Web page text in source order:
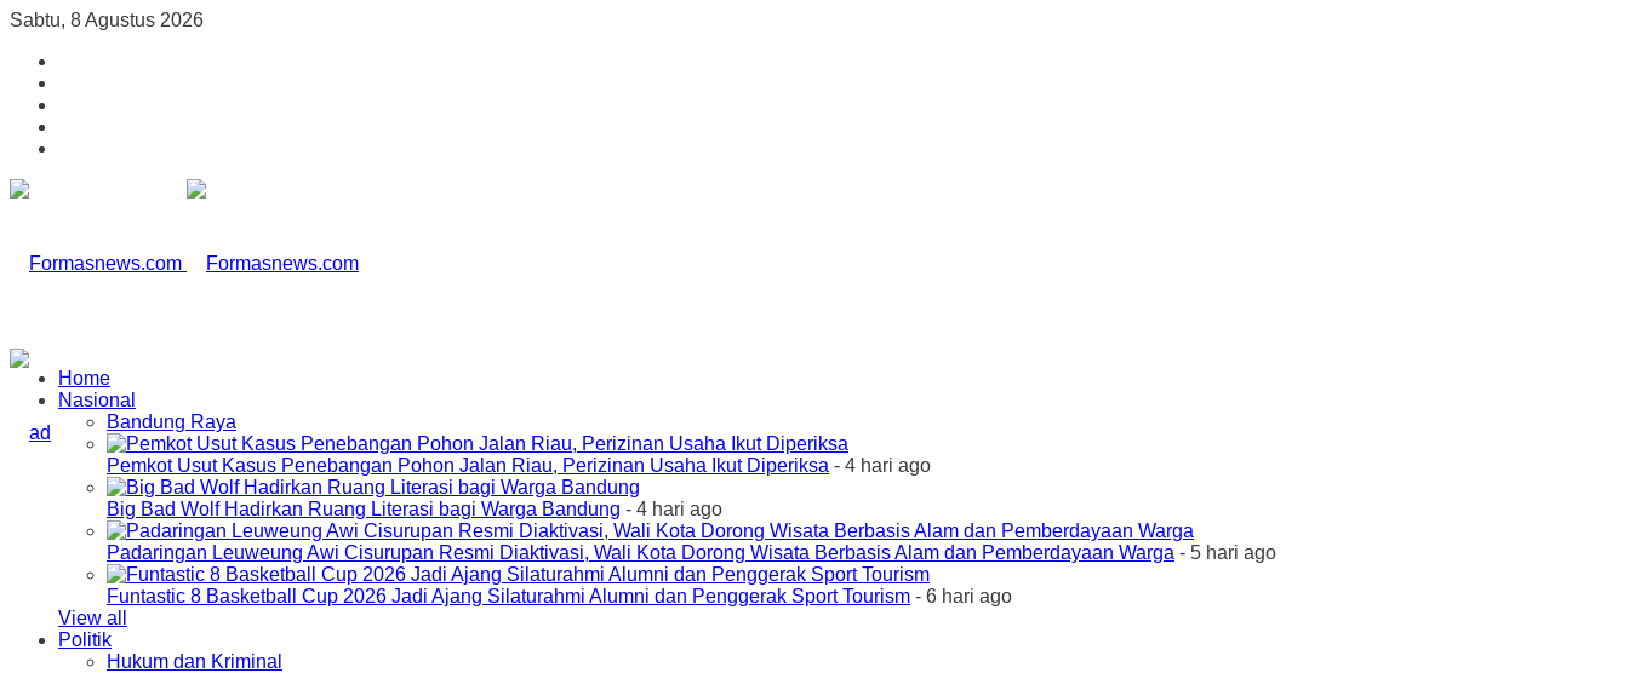
Sabtu, 8 Agustus 2026
Home
Nasional
Bandung Raya
Pemkot Usut Kasus Penebangan Pohon Jalan Riau, Perizinan Usaha Ikut Diperiksa - 4 hari ago
Big Bad Wolf Hadirkan Ruang Literasi bagi Warga Bandung - 4 hari ago
Padaringan Leuweung Awi Cisurupan Resmi Diaktivasi, Wali Kota Dorong Wisata Berbasis Alam dan Pemberdayaan Warga - 5 hari ago
Funtastic 8 Basketball Cup 2026 Jadi Ajang Silaturahmi Alumni dan Penggerak Sport Tourism - 6 hari ago
View all
Politik
Hukum dan Kriminal